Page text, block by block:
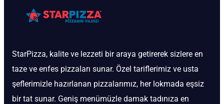
StarPizza, kalite ve lezzeti bir araya getirerek sizlere en
taze ve enfes pizzaları sunar. Özel tariflerimiz ve usta
şeflerimizle hazırlanan pizzalarımız, her lokmada eşsiz
bir tat sunar. Geniş menümüzle damak tadınıza en